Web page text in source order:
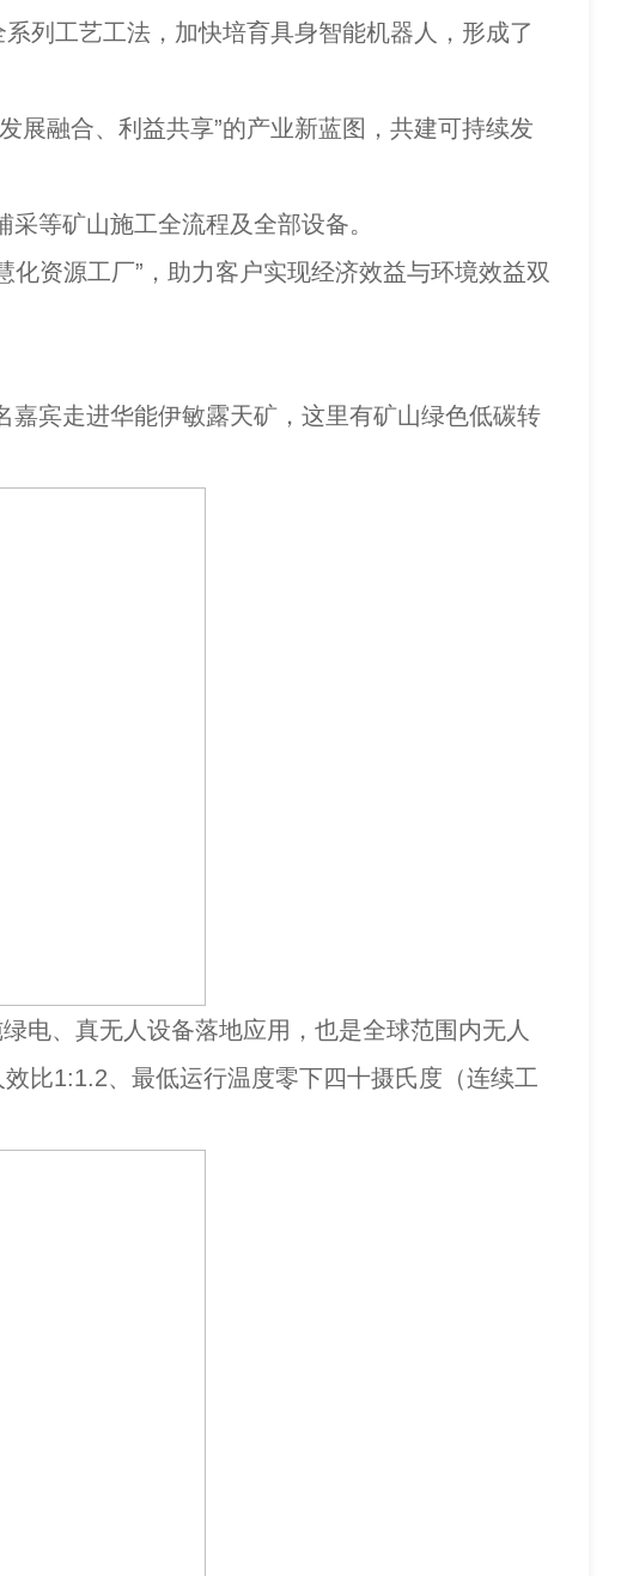
列工艺工法，加快培育具身智能机器人，形成了
融合、利益共享”的产业新蓝图，共建可持续发
等矿山施工全流程及全部设备。
资源工厂”，助力客户实现经济效益与环境效益双
宾走进华能伊敏露天矿，这里有矿山绿色低碳转
、真无人设备落地应用，也是全球范围内无人
比1:1.2、最低运行温度零下四十摄氏度（连续工